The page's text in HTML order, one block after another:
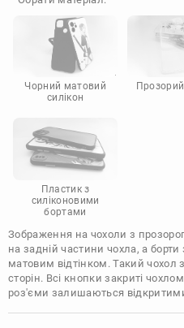
Doogee
Infinix
Motorola
Чорний матовий
силікон
Пластик з
силіконовими
бортами
Зображення на чохоли з
на задній частини чохла, а
матовим відтінком. Такий чохол
сторін. Всі кнопки закриті
роз'єми залишаються